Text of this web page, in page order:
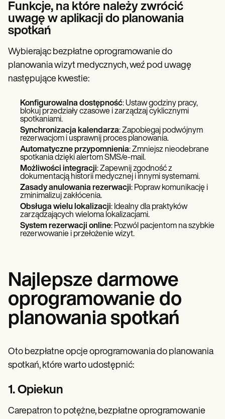
Funkcje, na które należy zwrócić
uwagę w aplikacji do planowania
spotkań
Wybierając bezpłatne oprogramowanie do
planowania wizyt medycznych, weź pod uwagę
następujące kwestie:
Konfigurowalna dostępność: Ustaw godziny pracy,
blokuj przedziały czasowe i zarządzaj cyklicznymi
spotkaniami.
Synchronizacja kalendarza: Zapobiegaj podwójnym
rezerwacjom i usprawnij proces planowania.
Automatyczne przypomnienia: Zmniejsz nieodebrane
spotkania dzięki alertom SMS/e-mail.
Możliwości integracji: Zapewnij zgodność z
dokumentacją historii medycznej i innymi systemami.
Zasady anulowania rezerwacji: Popraw komunikację i
zminimalizuj zakłócenia.
Obsługa wielu lokalizacji: Idealny dla praktyków
zarządzających wieloma lokalizacjami.
System rezerwacji online: Pozwól pacjentom na szybkie
rezerwowanie i przełożenie wizyt.
Najlepsze darmowe
oprogramowanie do
planowania spotkań
Oto bezpłatne opcje oprogramowania do planowania
spotkań, które warto udostępnić:
1. Opiekun
Carepatron to potężne, bezpłatne oprogramowanie